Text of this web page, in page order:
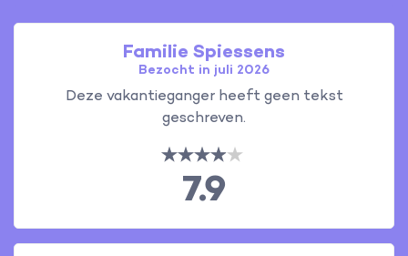
Familie Spiessens
Bezocht in juli 2026
Deze vakantieganger heeft geen tekst
geschreven.
7.9